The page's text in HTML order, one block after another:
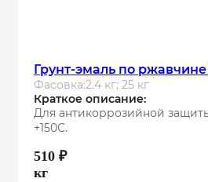
Грунт-эмаль по
Фасовка:2.4 кг; 25 кг
Краткое описание:
Для антикоррозийной
+150С.
510 ₽
кг